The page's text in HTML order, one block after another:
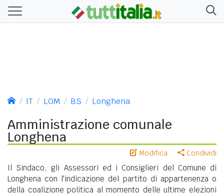
IT LOM BS Longhena
Amministrazione comunale
Longhena
Modifica Condividi
Il Sindaco, gli Assessori ed i Consiglieri del Comune di
Longhena con l'indicazione del partito di appartenenza o
della coalizione politica al momento delle ultime elezioni